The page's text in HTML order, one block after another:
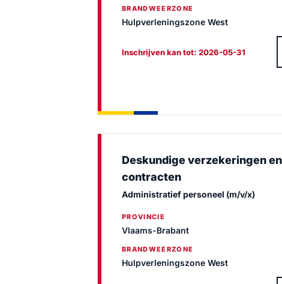
BRANDWEERZONE
Hulpverleningszone West
Inschrijven kan tot: 2026-05-31
Deskundige verzekeringen en
contracten
Administratief personeel (m/v/x)
PROVINCIE
Vlaams-Brabant
BRANDWEERZONE
Hulpverleningszone West